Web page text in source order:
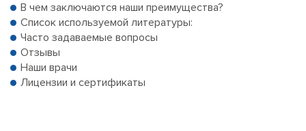
В чем заключаются наши преимущества?
Список используемой литературы:
Часто задаваемые вопросы
Отзывы
Наши врачи
Лицензии и сертификаты